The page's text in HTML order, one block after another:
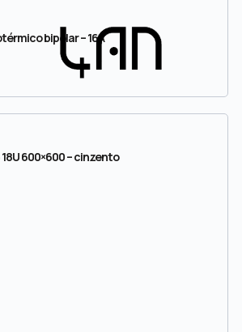
bipolar – 16A
600×600 – cinzento